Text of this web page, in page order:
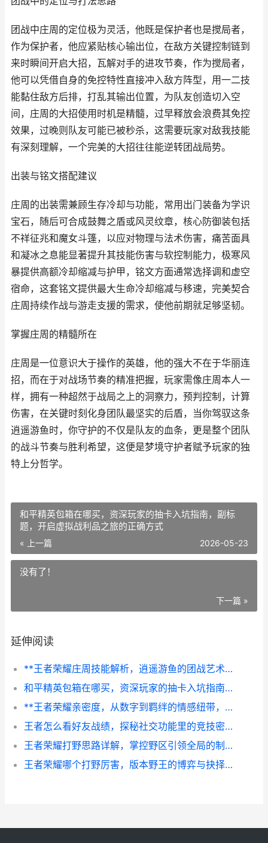
团战中庄周的定位极为灵活，他既是保护者也是搅局者，
作为保护者，他应紧贴核心输出位，在敌方关键控制链到
来时瞬间开启大招，瓦解对手的进攻节奏，作为搅局者，
他可以凭借自身的免控特性直接冲入敌方阵型，用一二技
能黏住敌方后排，打乱其输出位置，为队友创造切入空
间，庄周的大招使用时机是精髓，过早释放会浪费其免控
效果，过晚则队友可能已被秒杀，这需要玩家对敌我技能
有深刻理解，一个完美的大招往往能逆转团战局势。
出装与铭文搭配建议
庄周的出装需兼顾生存冷却与功能，常用出门装备为学识
宝石，随后可合成鼓舞之盾或风灵纹章，核心防御装包括
不祥征兆和魔女斗篷，以应对物理与法术伤害，痛苦面具
和凝冰之息能显著提升其技能伤害与软控制能力，极寒风
暴提供高额冷却缩减与护甲，铭文方面通常选择调和虚空
宿命，这套铭文提供最大生命冷却缩减与移速，完美契合
庄周持续作战与游走支援的需求，使他前期就足够坚韧。
掌握庄周的精髓所在
庄周是一位意识大于操作的英雄，他的强大不在于华丽连
招，而在于对战场节奏的精准把握，玩家需像庄周本人一
样，拥有一种超然于战局之上的洞察力，预判控制，计算
伤害，在关键时刻化身团队最坚实的后盾，当你驾驭这条
逍遥游鱼时，你守护的不仅是队友的血条，更是整个团队
的战斗节奏与胜利希望，这便是梦境守护者赋予玩家的独
特上分哲学。
和平精英包箱在哪买，资深玩家的抽卡入坑指南，副标
题，开启虚拟战利品之旅的正确方式
« 上一篇 2026-05-23
没有了！
下一篇 »
延伸阅读
**王者荣耀庄周技能解析，逍遥游鱼的团战艺术，副标题，梦境守护者的上分哲学**
和平精英包箱在哪买，资深玩家的抽卡入坑指南，副标题，开启虚拟战利品之旅的正确方式
**王者荣耀亲密度，从数字到羁绊的情感纽带，虚拟世界的真实温度**
王者怎么看好友战绩，探秘社交功能里的竞技密码
王者荣耀打野思路详解，掌控野区引领全局的制胜之道
王者荣耀哪个打野厉害，版本野王的博弈与抉择，副标题，深入解析打野位强度与选择之道